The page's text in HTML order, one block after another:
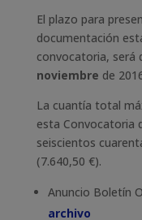
El plazo para
documentación
convocatoria, será
noviembre de
La cuantía total
esta Convocatoria
seiscientos
(7.640,50 €).
Anuncio Boletín
archivo